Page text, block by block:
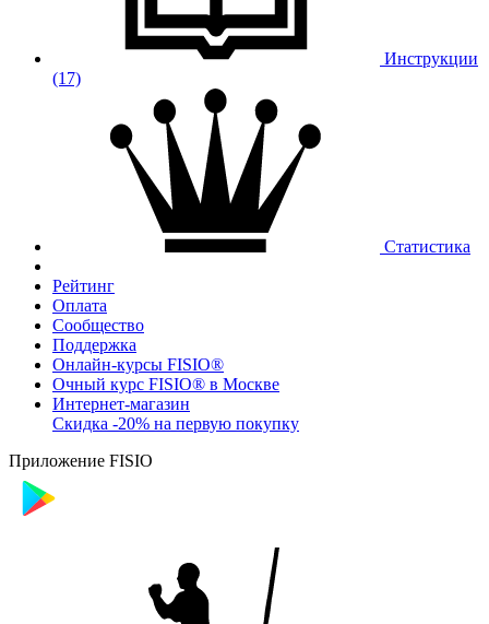
Инструкции
(17)
Статистика
Рейтинг
Оплата
Сообщество
Поддержка
Онлайн-курсы FISIO®
Очный курс FISIO® в Москве
Интернет-магазин
Скидка -20% на первую покупку
Приложение FISIO